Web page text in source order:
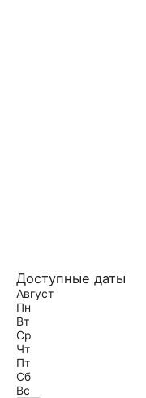
Доступные даты
Август
Пн
Вт
Ср
Чт
Пт
Сб
Вс